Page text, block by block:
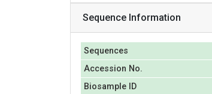
Sequence Information
Sequences
Accession No.
Biosample ID